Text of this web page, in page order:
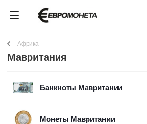
Африка
Мавритания
Банкноты Мавритании
Монеты Мавритании